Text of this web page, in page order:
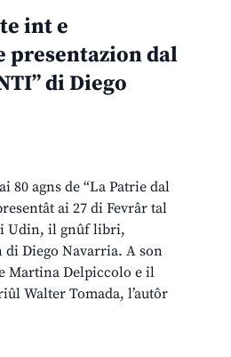
int e
presentazion dal
di Diego
80 agns de “La Patrie dal
ai 27 di Fevrâr tal
Udin, il gnûf libri,
Diego Navarria. A son
Martina Delpiccolo e il
Walter Tomada, l’autôr